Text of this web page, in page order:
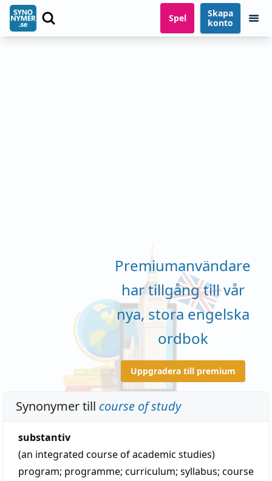
Spel
Skapa
konto
Premiumanvändare
har tillgång till vår
nya, stora engelska
ordbok
Uppgradera till premium
Synonymer till course of study
substantiv
(an integrated course of academic studies)
program; programme; curriculum; syllabus; course